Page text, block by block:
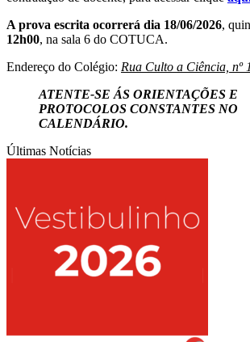
A prova escrita ocorrerá dia 18/06/2026,
12h00, na sala 6 do COTUCA.
Endereço do Colégio: Rua Culto a Ciência, nº
ATENTE-SE ÁS ORIENTAÇÕES E
PROTOCOLOS CONSTANTES NO
CALENDÁRIO.
Últimas Notícias